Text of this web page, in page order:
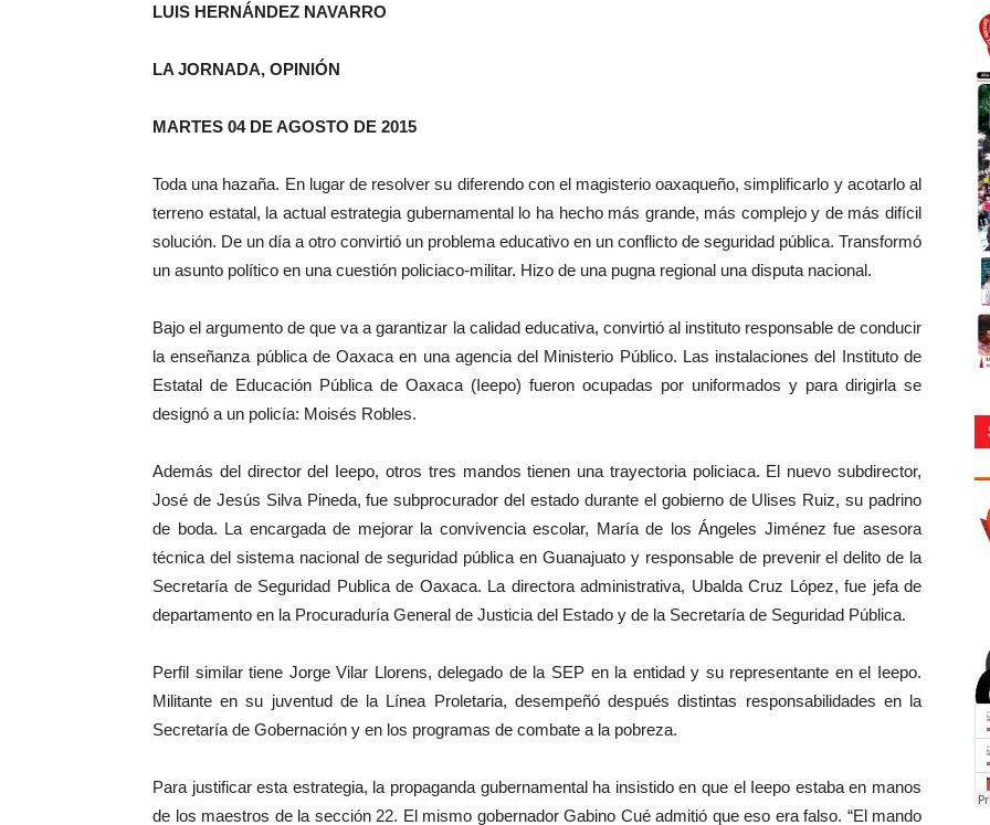
LUIS HERNÁNDEZ NAVARRO
LA JORNADA, OPINIÓN
MARTES 04 DE AGOSTO DE 2015
Toda una hazaña. En lugar de resolver su diferendo con el magisterio oaxaqueño, simplificarlo y acotarlo al
terreno estatal, la actual estrategia gubernamental lo ha hecho más grande, más complejo y de más difícil
solución. De un día a otro convirtió un problema educativo en un conflicto de seguridad pública. Transformó
un asunto político en una cuestión policiaco-militar. Hizo de una pugna regional una disputa nacional.
Bajo el argumento de que va a garantizar la calidad educativa, convirtió al instituto responsable de conducir
la enseñanza pública de Oaxaca en una agencia del Ministerio Público. Las instalaciones del Instituto de
Estatal de Educación Pública de Oaxaca (Ieepo) fueron ocupadas por uniformados y para dirigirla se
designó a un policía: Moisés Robles.
Además del director del Ieepo, otros tres mandos tienen una trayectoria policiaca. El nuevo subdirector,
José de Jesús Silva Pineda, fue subprocurador del estado durante el gobierno de Ulises Ruiz, su padrino
de boda. La encargada de mejorar la convivencia escolar, María de los Ángeles Jiménez fue asesora
técnica del sistema nacional de seguridad pública en Guanajuato y responsable de prevenir el delito de la
Secretaría de Seguridad Publica de Oaxaca. La directora administrativa, Ubalda Cruz López, fue jefa de
departamento en la Procuraduría General de Justicia del Estado y de la Secretaría de Seguridad Pública.
Perfil similar tiene Jorge Vilar Llorens, delegado de la SEP en la entidad y su representante en el Ieepo.
Militante en su juventud de la Línea Proletaria, desempeñó después distintas responsabilidades en la
Secretaría de Gobernación y en los programas de combate a la pobreza.
Para justificar esta estrategia, la propaganda gubernamental ha insistido en que el Ieepo estaba en manos
de los maestros de la sección 22. El mismo gobernador Gabino Cué admitió que eso era falso. “El mando